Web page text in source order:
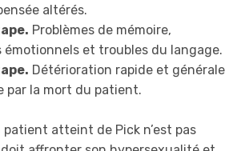
altérés.
Problèmes de mémoire,
émotionnels et troubles du langage.
Détérioration rapide et générale
par la mort du patient.
patient atteint de Pick n’est pas